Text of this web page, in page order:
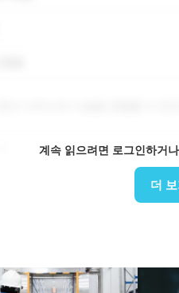
계속 읽으려면 로그인하거
더